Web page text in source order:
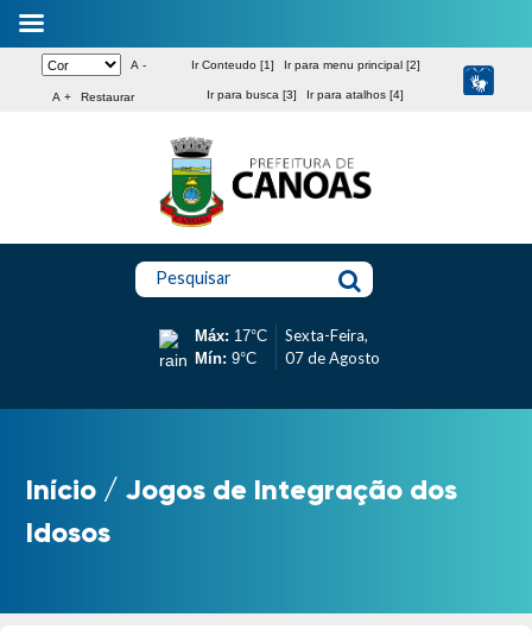
A -
A + Restaurar
Ir Conteudo [1] Ir para menu principal [2]
Ir para busca [3] Ir para atalhos [4]
Pesquisar
Máx: 17°C
Mín: 9°C
Sexta-Feira,
07 de Agosto
Início / Jogos de Integração dos
Idosos